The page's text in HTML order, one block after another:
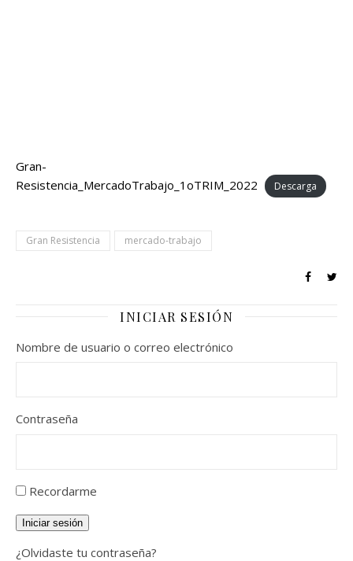
Gran-
Resistencia_MercadoTrabajo_1oTRIM_2022
Descarga
Gran Resistencia mercado-trabajo
INICIAR SESIÓN
Nombre de usuario o correo electrónico
Contraseña
Recordarme
Iniciar sesión
¿Olvidaste tu contraseña?